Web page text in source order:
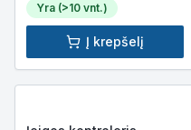
Yra (>10 vnt.)
Į krepšelį